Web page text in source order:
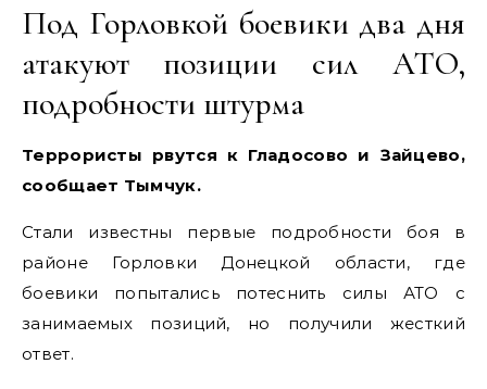
Под Горловкой боевики два дня
атакуют позиции сил АТО,
подробности штурма
Террористы рвутся к Гладосово и Зайцево,
сообщает Тымчук.
Стали известны первые подробности боя в
районе Горловки Донецкой области, где
боевики попытались потеснить силы АТО с
занимаемых позиций, но получили жесткий
ответ.